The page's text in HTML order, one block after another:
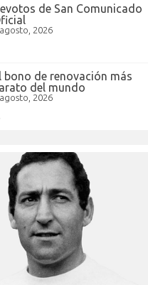
de San Comunicado
2026
bono de renovación más
del mundo
2026